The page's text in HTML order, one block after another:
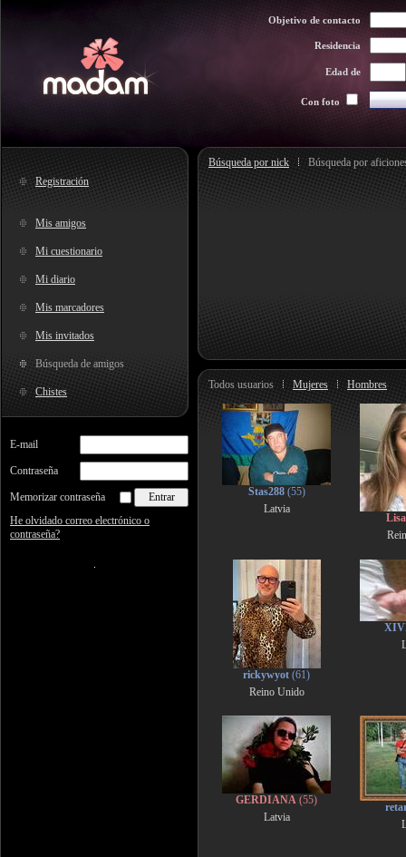
Objetivo de contacto
Residencia
Edad de
Con foto
Registración
Mis amigos
Mi cuestionario
Mi diario
Mis marcadores
Mis invitados
Búsqueda de amigos
Chistes
E-mail
Contraseña
Memorizar contraseña
He olvidado correo electrónico o
contraseña?
Búsqueda por nick Búsqueda por
Todos usuarios Mujeres Hombres
Stas288(55)
Latvia
rickywyot (61)
Reino Unido
GERDIANA (55)
Latvia